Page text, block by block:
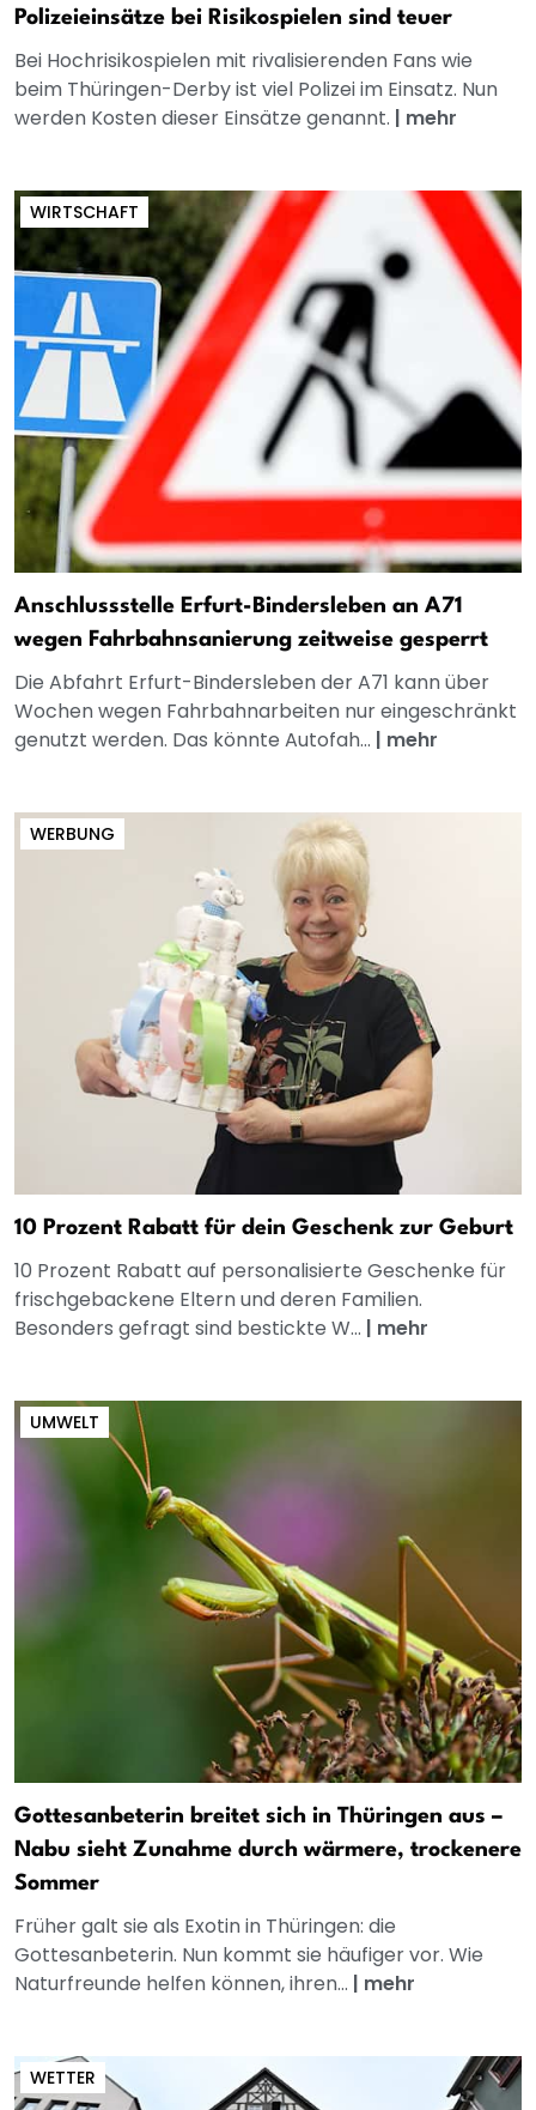
Polizeieinsätze bei Risikospielen sind teuer
Bei Hochrisikospielen mit rivalisierenden Fans wie
beim Thüringen-Derby ist viel Polizei im Einsatz. Nun
werden Kosten dieser Einsätze genannt. | mehr
WIRTSCHAFT
Anschlussstelle Erfurt-Bindersleben an A71
wegen Fahrbahnsanierung zeitweise gesperrt
Die Abfahrt Erfurt-Bindersleben der A71 kann über
Wochen wegen Fahrbahnarbeiten nur eingeschränkt
genutzt werden. Das könnte Autofah... | mehr
WERBUNG
10 Prozent Rabatt für dein Geschenk zur Geburt
10 Prozent Rabatt auf personalisierte Geschenke für
frischgebackene Eltern und deren Familien.
Besonders gefragt sind bestickte W... | mehr
UMWELT
Gottesanbeterin breitet sich in Thüringen aus –
Nabu sieht Zunahme durch wärmere, trockenere
Sommer
Früher galt sie als Exotin in Thüringen: die
Gottesanbeterin. Nun kommt sie häufiger vor. Wie
Naturfreunde helfen können, ihren... | mehr
WETTER